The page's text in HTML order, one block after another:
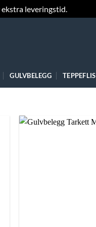
leveringstid.
GULVBELEGG TEPPEFLIS